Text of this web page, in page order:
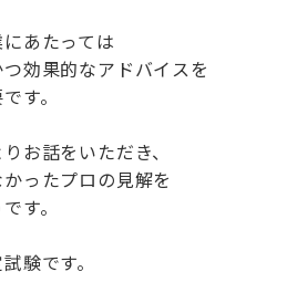
あたっては
効果的なアドバイスを
す。
お話をいただき、
ったプロの見解を
す。
験です。